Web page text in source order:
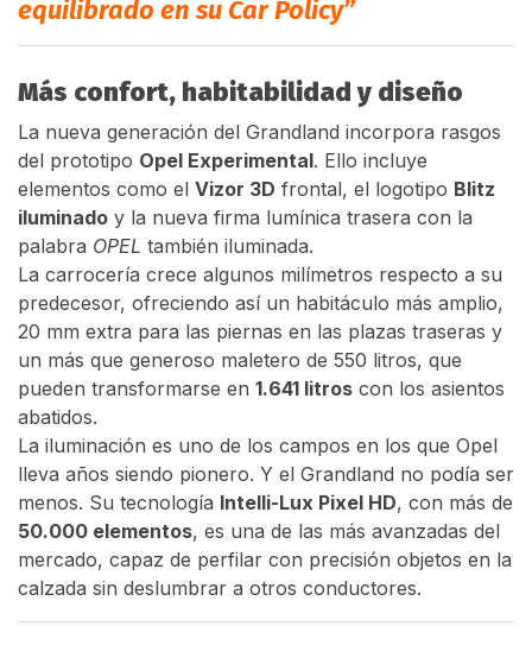
equilibrado en su Car Policy”
Más confort, habitabilidad y diseño
La nueva generación del Grandland incorpora rasgos
del prototipo Opel Experimental. Ello incluye
elementos como el Vizor 3D frontal, el logotipo Blitz
iluminado y la nueva firma lumínica trasera con la
palabra OPEL también iluminada.
La carrocería crece algunos milímetros respecto a su
predecesor, ofreciendo así un habitáculo más amplio,
20 mm extra para las piernas en las plazas traseras y
un más que generoso maletero de 550 litros, que
pueden transformarse en 1.641 litros con los asientos
abatidos.
La iluminación es uno de los campos en los que Opel
lleva años siendo pionero. Y el Grandland no podía ser
menos. Su tecnología Intelli-Lux Pixel HD, con más de
50.000 elementos, es una de las más avanzadas del
mercado, capaz de perfilar con precisión objetos en la
calzada sin deslumbrar a otros conductores.